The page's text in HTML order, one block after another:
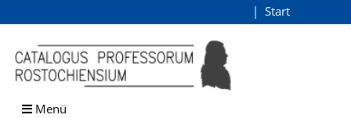
Browsen
direkt zum Inhalt
Start
Menü